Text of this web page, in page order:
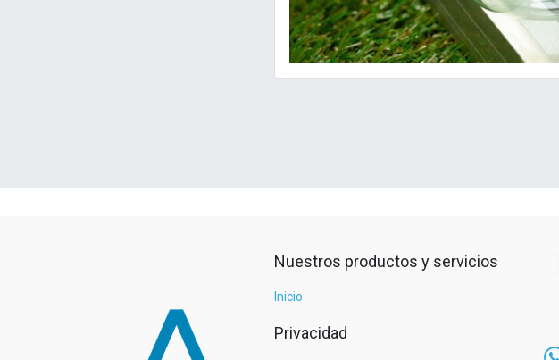
Nuestros productos y servicios
Inicio
Privacidad